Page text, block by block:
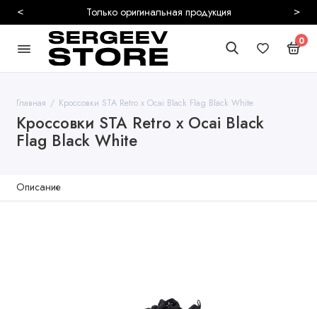
< >
0
Главная Кроссовки STA Retro x Ocai Black Flag Black White
Кроссовки STA Retro x Ocai Black
Flag Black White
Описание